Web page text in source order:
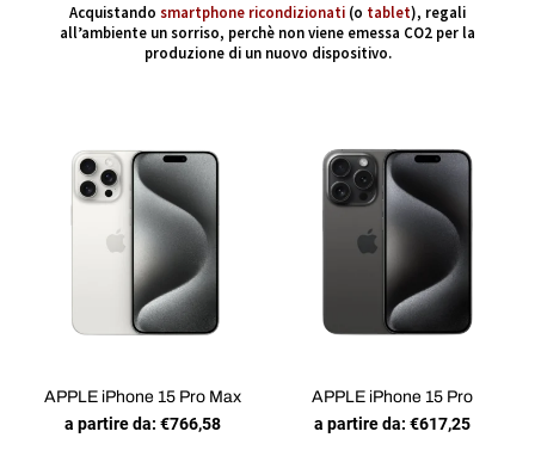
Acquistando smartphone ricondizionati (o tablet), regali
all’ambiente un sorriso, perchè non viene emessa CO2 per la
produzione di un nuovo dispositivo.
APPLE iPhone 15 Pro Max
a partire da: €766,58
APPLE iPhone 15 Pro
a partire da: €617,25